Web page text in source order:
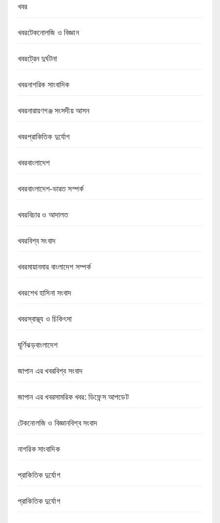
খবর
খবরটেকনোলজি ও বিজ্ঞান
খবরট্রেন দুর্ঘটনা
খবরনাগরিক সাংবাদিক
খবরনারায়ণগঞ্জ সংসদীয় আসন
খবরপ্রাকিতিক দুর্যোগ
খবরবাংলাদেশ
খবরবাংলাদেশ-ভারত সম্পর্ক
খবরবিচার ও আদালত
খবরবিশ্ব সংবাদ
খবরমায়ানমার বাংলাদেশ সম্পর্ক
খবরশেখ হাসিনা সংবাদ
খবরস্বাস্থ্য ও চিকিৎসা
ঘূর্ণিঝড়বাংলাদেশ
জাপান এর খবরবিশ্ব সংবাদ
জাপান এর খবরসামরিক খবর: ডিফেন্স আপডেট
টেকনোলজি ও বিজ্ঞানবিশ্ব সংবাদ
নাগরিক সাংবাদিক
প্রাকিতিক দুর্যোগ
প্রাকিতিক দুর্যোগ